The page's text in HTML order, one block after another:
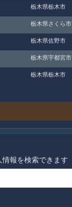
栃木県栃木市
栃木県さくら市
栃木県佐野市
栃木県宇都宮市
栃木県栃木市
報を検索できます